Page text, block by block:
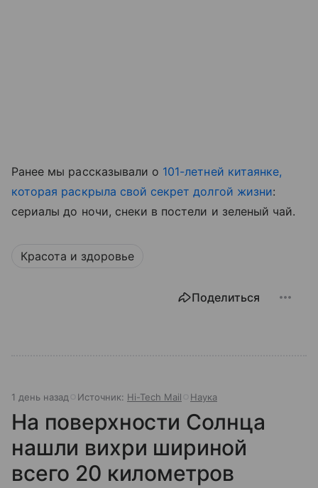
Ранее мы рассказывали о 101-летней китаянке,
которая раскрыла свой секрет долгой жизни:
сериалы до ночи, снеки в постели и зеленый чай.
Красота и здоровье
Поделиться
1 день назад Источник: Hi-Tech Mail Наука
На поверхности Солнца
нашли вихри шириной
всего 20 километров